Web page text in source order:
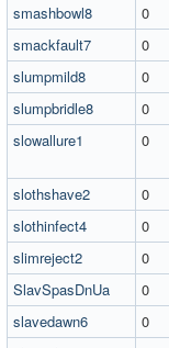
smashbowl8
0
smackfault7
0
slumpmild8
0
slumpbridle8
0
slowallure1
0
slothshave2
0
slothinfect4
0
slimreject2
0
SlavSpasDnUa
0
slavedawn6
0